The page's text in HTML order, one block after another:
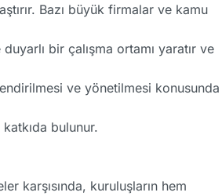
Bazı büyük firmalar ve kamu
bir çalışma ortamı yaratır ve
ve yönetilmesi konusunda
bulunur.
karşısında, kuruluşların hem